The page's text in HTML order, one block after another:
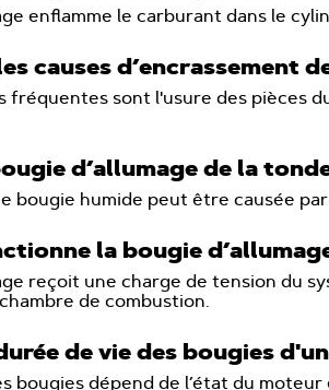
enflamme le carburant dans le
causes d’encrassement
fréquentes sont l'usure des pièces
d’allumage de la
bougie humide peut être causée
la bougie
reçoit une charge de tension du
de combustion.
de vie des bougies
bougies dépend de l’état du